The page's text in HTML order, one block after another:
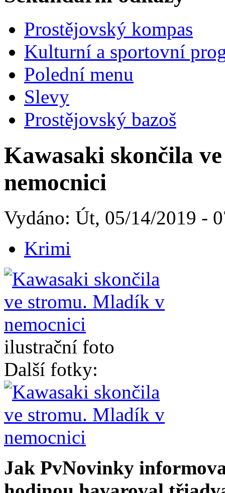
Prostějovský kompas
Kulturní a sportovní
Polední menu
Slevy
Prostějovský bazoš
Kawasaki skončila
nemocnici
Vydáno: Út, 05/14/2019 -
Krimi
ilustrační foto
Další fotky:
Jak PvNovinky